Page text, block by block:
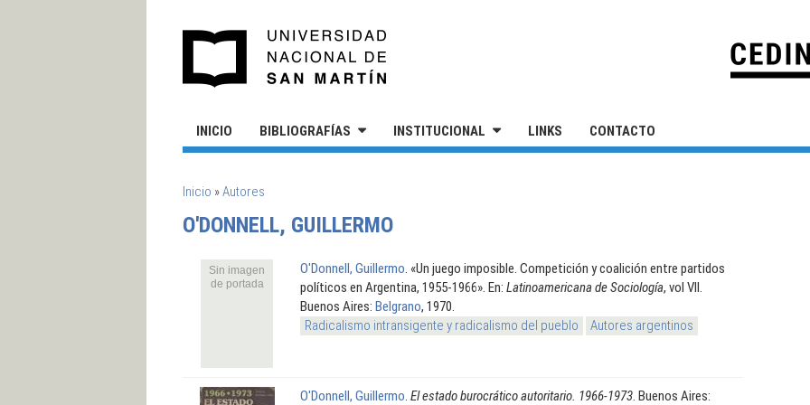
INICIO BIBLIOGRAFÍAS INSTITUCIONAL LINKS CONTACTO
SE ENCUENTRA USTED AQUÍ
Inicio »Autores
O'DONNELL, GUILLERMO
Sin imagen
de portada
O'Donnell, Guillermo «Un juego imposible. Competición y coalición entre partidos
políticos en Argentina, 1955-1966». En: Latinoamericana de Sociología, vol VII.
Buenos Aires: Belgrano, 1970.
Radicalismo intransigente y radicalismo del pueblo
Autores argentinos
O'Donnell, Guillermo El estado burocrático autoritario. 1966-1973 . Buenos Aires: